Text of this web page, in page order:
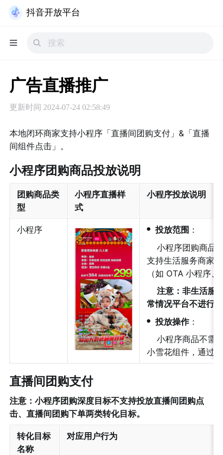
抖音开放平台
广告直播推广
更新时间 2024-07-24 02:58:49
本地闭环商家支持小程序「直播间团购支付」&「直播
间组件点击」。
小程序团购商品投放说明
团购商品类
型
小程序直播样
式
小程序投放说明
小程序 • 投放范围 ：
小程序团购商品
支持生活服务商家
（如 OTA 小程序
注意：非生活服
常情况平台不进行
• 投放操作：
小程序商品不需
小雪花组件，通过
直播间团购支付
注意：小程序团购深度目标不支持投放直播间团购点
击、直播间团购下单两类转化目标。
转化目标
名称
对应用户行为